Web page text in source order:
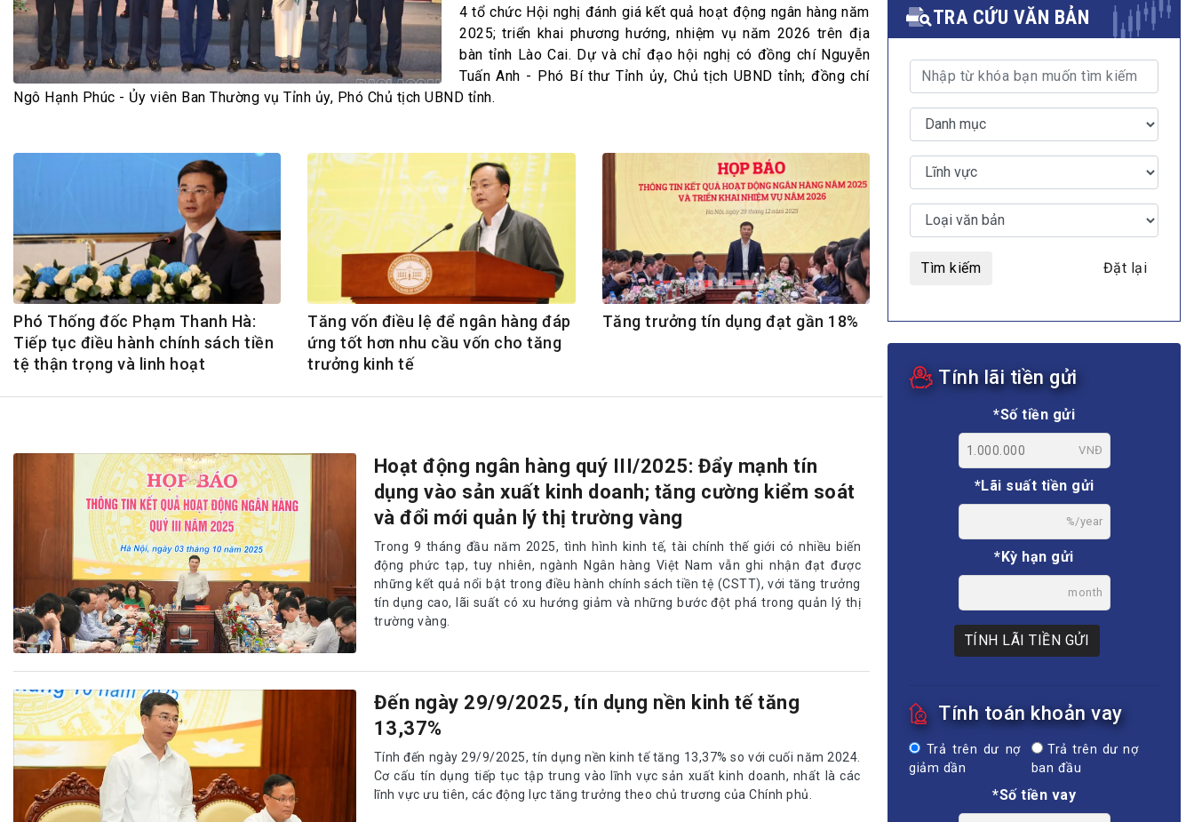
Bộ Chuẩn mực Đạo đức nghề nghiệp
Đối tác
Đấu giá tài sản
Thanh toán –Thẻ
Nhà quản trị
GÓP Ý CHÍNH SÁCH
Tra cứu văn bản
ĐẤU GIÁ TÀI SẢN TUYỂN DỤNG
MULTIMEDIA
Video
E-magazines
4 tổ chức Hội nghị đánh giá kết quả hoạt động ngân hàng năm
2025; triển khai phương hướng, nhiệm vụ năm 2026 trên địa
bàn tỉnh Lào Cai. Dự và chỉ đạo hội nghị có đồng chí Nguyễn
Tuấn Anh - Phó Bí thư Tỉnh ủy, Chủ tịch UBND tỉnh; đồng chí
Ngô Hạnh Phúc - Ủy viên Ban Thường vụ Tỉnh ủy, Phó Chủ tịch UBND tỉnh.
Phó Thống đốc Phạm Thanh Hà:
Tiếp tục điều hành chính sách tiền
tệ thận trọng và linh hoạt
Tăng vốn điều lệ để ngân hàng đáp
ứng tốt hơn nhu cầu vốn cho tăng
trưởng kinh tế
Tăng trưởng tín dụng đạt gần 18%
Hoạt động ngân hàng quý III/2025: Đẩy mạnh tín
dụng vào sản xuất kinh doanh; tăng cường kiểm soát
và đổi mới quản lý thị trường vàng
Trong 9 tháng đầu năm 2025, tình hình kinh tế, tài chính thế giới có nhiều biến
động phức tạp, tuy nhiên, ngành Ngân hàng Việt Nam vẫn ghi nhận đạt được
những kết quả nổi bật trong điều hành chính sách tiền tệ (CSTT), với tăng trưởng
tín dụng cao, lãi suất có xu hướng giảm và những bước đột phá trong quản lý thị
trường vàng.
Đến ngày 29/9/2025, tín dụng nền kinh tế tăng
13,37%
Tính đến ngày 29/9/2025, tín dụng nền kinh tế tăng 13,37% so với cuối năm 2024.
Cơ cấu tín dụng tiếp tục tập trung vào lĩnh vực sản xuất kinh doanh, nhất là các
lĩnh vực ưu tiên, các động lực tăng trưởng theo chủ trương của Chính phủ.
TRA CỨU VĂN BẢN
Tìm kiếm Đặt lại
Tính lãi tiền gửi
*Số tiền gửi
VNĐ
*Lãi suất tiền gửi
%/year
*Kỳ hạn gửi
month
TÍNH LÃI TIỀN GỬI
Tính toán khoản vay
Trả trên dư nợ
giảm dần
Trả trên dư nợ
ban đầu
*Số tiền vay